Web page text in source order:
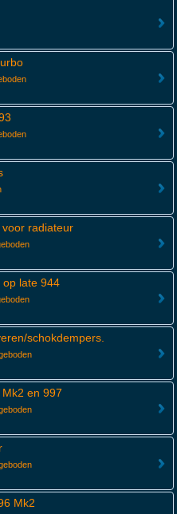
radiateur
op late 944
schokdempers.
en 997
Mk2